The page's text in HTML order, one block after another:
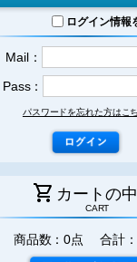
ログイン情報
Mail：
Pass：
パスワードを忘れた方はこ
shopping_cart カートの中
CART
商品数：0点 合計：